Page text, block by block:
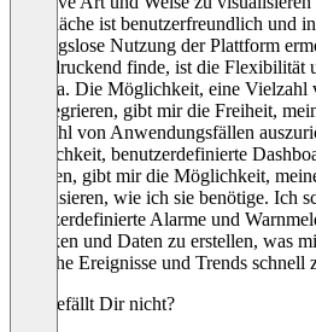
Oberfläche ist benutzerfreundlich und
reibungslose Nutzung der Plattform
beeindruckend finde, ist die Flexibilität
Kibana. Die Möglichkeit, eine
zu integrieren, gibt mir die Freiheit,
Vielzahl von Anwendungsfällen
Möglichkeit, benutzerdefinierte
erstellen, gibt mir die Möglichkeit,
visualisieren, wie ich sie benötige. Ich
benutzerdefinierte Alarme und
Metriken und Daten zu erstellen, was
kritische Ereignisse und Trends schnell
Was gefällt Dir nicht?